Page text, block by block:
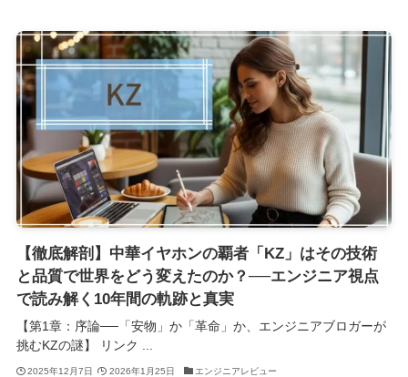
【徹底解剖】中華イヤホンの覇者「KZ」はその技術
と品質で世界をどう変えたのか？──エンジニア視点
で読み解く10年間の軌跡と真実
【第1章：序論──「安物」か「革命」か、エンジニアブロガーが
挑むKZの謎】 リンク ...
2025年12月7日 2026年1月25日 エンジニアレビュー